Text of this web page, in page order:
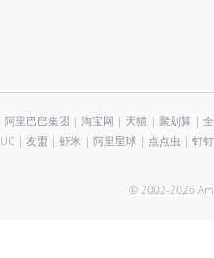
阿里巴巴集团 | 淘宝网 | 天猫| 聚划算 |
UC| 友盟 | 虾米 | 阿里星球| 点点虫 | 钉钉
© 2002-2026